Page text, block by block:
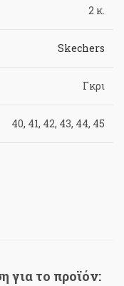
2 κ.
Skechers
Γκρι
40, 41, 42, 43, 44, 45
για το προϊόν: